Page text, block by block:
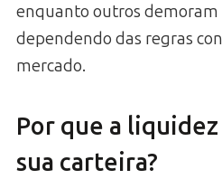
enquanto outros demoram
dependendo das regras
mercado.
Por que a
sua carteira?